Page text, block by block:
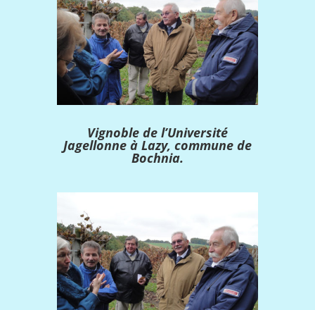
Vignoble de l’Université
Jagellonne à Lazy, commune de
Bochnia.